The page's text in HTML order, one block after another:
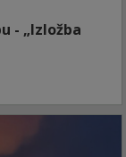
- „Izložba